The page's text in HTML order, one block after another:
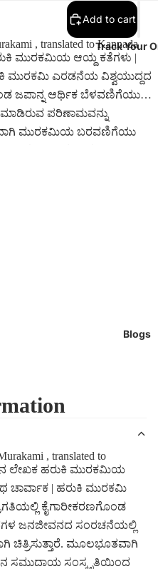
Track Your
Blogs
Add to cart
, translated to Kannada
ಮುರಕಮಿಯ ಆಯ್ದ ಕತೆಗಳು |
ಮುರಕಮಿ ಎರಡನೆಯ ವಿಶ್ವಯುದ್ದದ
ಜಪಾನ್ನ ಆರ್ಥಿಕ ಬೆಳವಣಿಗೆಯು
ಪರಿಣಾಮವನ್ನು
ಮುರಕಮಿಯ ಬರವಣಿಗೆಯು
ಹೆಚ್ಚು ವೈಯಕ್ತಿಕ
, translated to
ಲೇಖಕ ಹರುಕಿ ಮುರಕಮಿಯ
ಚಾರ್ವಾಕ | ಹರುಕಿ ಮುರಕಮಿ
ಕೈಗಾರೀಕರಣಗೊಂಡ
ಜನಜೀವನದ ಸಂರಚನೆಯಲ್ಲಿ
ಚಿತ್ರಿಸುತ್ತಾರೆ. ಮೂಲಭೂತವಾಗಿ
ಸಮುದಾಯ ಸಂಸ್ಕೃತಿಯಿಂದ